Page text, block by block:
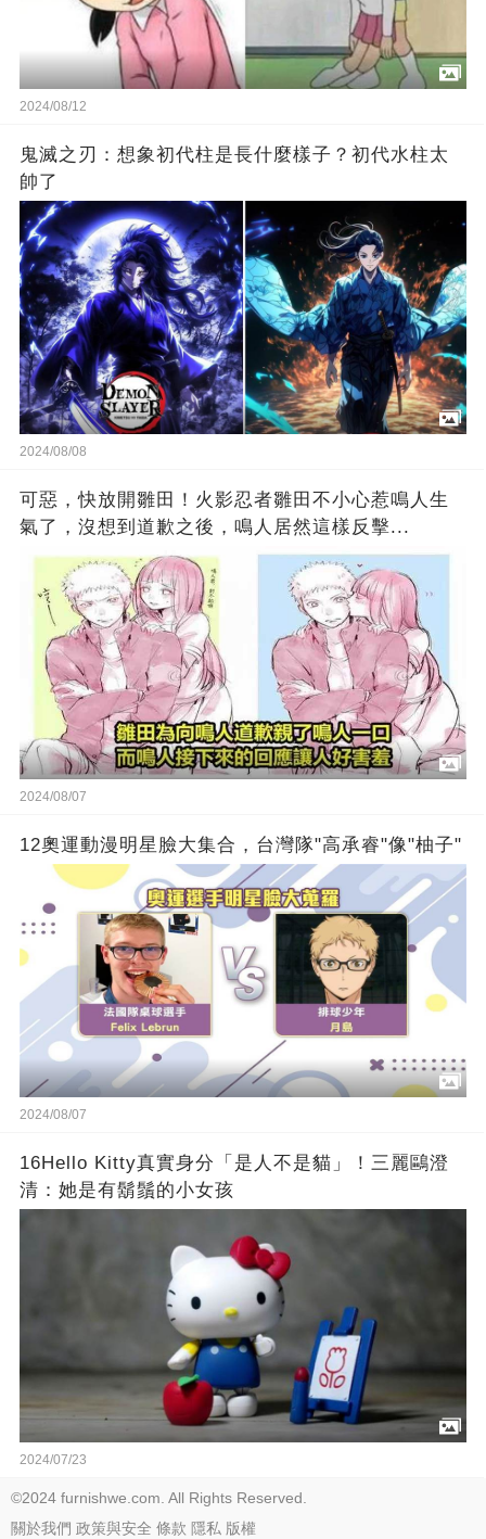
2024/08/12
鬼滅之刃：想象初代柱是長什麼樣子？初代水柱太
帥了
2024/08/08
可惡，快放開雛田！火影忍者雛田不小心惹鳴人生
氣了，沒想到道歉之後，鳴人居然這樣反擊...
2024/08/07
12奧運動漫明星臉大集合，台灣隊"高承睿"像"柚子"
2024/08/07
16Hello Kitty真實身分「是人不是貓」！三麗鷗澄
清：她是有鬍鬚的小女孩
2024/07/23
©2024 furnishwe.com. All Rights Reserved.
關於我們 政策與安全 條款 隱私 版權